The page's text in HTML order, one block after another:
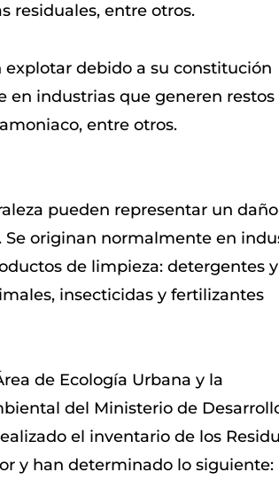
residuales, entre otros.
explotar debido a su constitución
en industrias que generen restos
entre otros.
pueden representar un daño
originan normalmente en
de limpieza: detergentes y
insecticidas y fertilizantes
de Ecología Urbana y la
del Ministerio de
el inventario de los
y han determinado lo siguiente: